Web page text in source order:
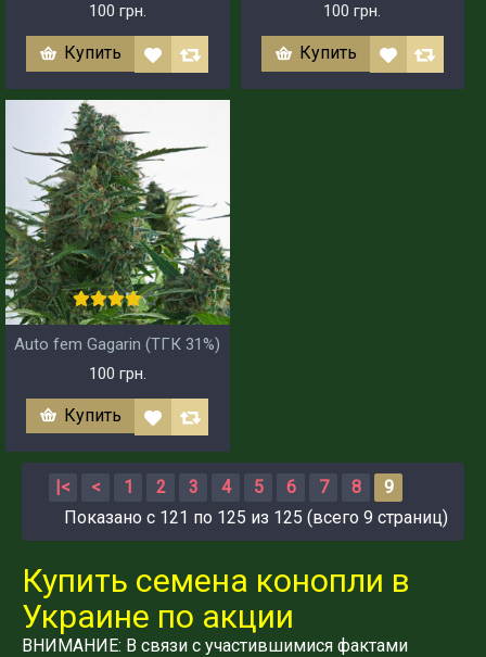
100 грн.
Купить
100 грн.
Купить
Auto fem Gagarin (ТГК 31%)
100 грн.
Купить
|< < 1 2 3 4 5 6 7 8
9
Показано с 121 по 125 из 125 (всего 9 страниц)
Купить семена конопли в
Украине по акции
ВНИМАНИЕ: В связи с участившимися фактами